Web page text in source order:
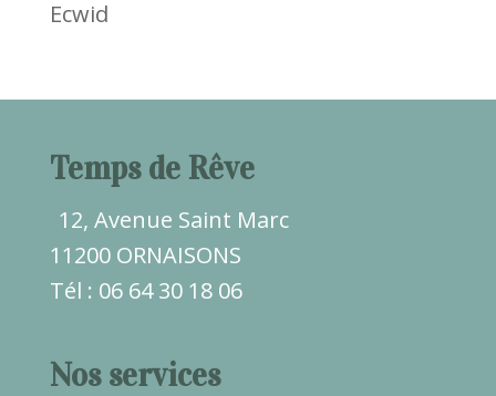
Ecwid
Temps de Rêve
12, Avenue Saint Marc
11200 ORNAISONS
Tél : 06 64 30 18 06
Nos services